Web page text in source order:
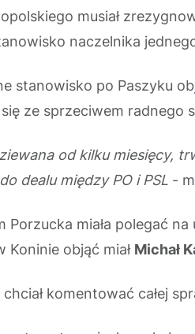
musiał
naczelnika
stanowisko po Paszyku
się ze sprzeciwem
od kilku miesięcy,
dealu między PO i PSL -
Porzucka miała polegać
Koninie objąć miał Michał
komentować całej